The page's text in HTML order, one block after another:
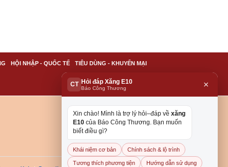
HỘI NHẬP - QUỐC TẾ TIÊU DÙNG - KHUYẾN MẠI
CT Hỏi đáp Xăng E10
Báo Công Thương ×
Xin chào! Mình là trợ lý hỏi–đáp về xăng
E10 của Báo Công Thương. Bạn muốn
biết điều gì?
Khái niệm cơ bản Chính sách & lộ trình
Tương thích phương tiện Hướng dẫn sử dụng